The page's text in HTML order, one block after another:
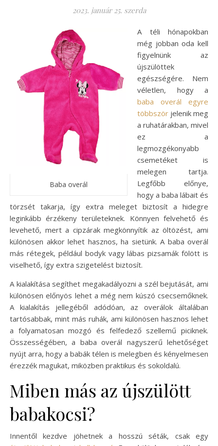
2023. január 25. szerda
Baba overál
A téli hónapokban
még jobban oda kell
figyelnünk az
újszülöttek
egészségére. Nem
véletlen, hogy a
baba overál egyre
többször jelenik meg
a ruhatárakban, mivel
ez a
legmozgékonyabb
csemetéket is
melegen tartja.
Legfőbb előnye,
hogy a baba lábait és
törzsét takarja, így extra meleget biztosít a hidegre
leginkább érzékeny területeknek. Könnyen felvehető és
levehető, mert a cipzárak megkönnyítik az öltözést, ami
különösen akkor lehet hasznos, ha sietünk. A baba overál
más rétegek, például bodyk vagy lábas pizsamák fölött is
viselhető, így extra szigetelést biztosít.
A kialakítása segíthet megakadályozni a szél bejutását, ami
különösen előnyös lehet a még nem kúszó csecsemőknek.
A kialakítás jellegéből adódóan, az overálok általában
tartósabbak, mint más ruhák, ami különösen hasznos lehet
a folyamatosan mozgó és felfedező szellemű piciknek.
Összességében, a baba overál nagyszerű lehetőséget
nyújt arra, hogy a babák télen is melegben és kényelmesen
érezzék magukat, miközben praktikus és sokoldalú.
Miben más az újszülött
babakocsi?
Innentől kezdve jöhetnek a hosszú séták, csak egy